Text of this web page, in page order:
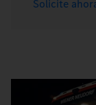
Solicite